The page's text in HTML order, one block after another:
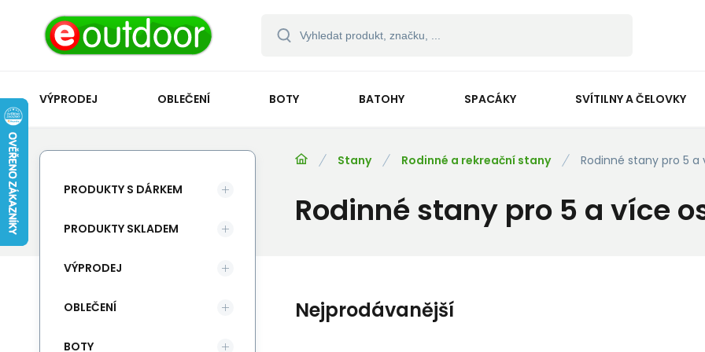
VÝPRODEJ OBLEČENÍ BOTY BATOHY SPACÁKY SVÍTILNY A ČELOVKY
Stany Rodinné a rekreační stany Rodinné stany pro 5 a
Rodinné stany pro 5 a více
Nejprodávanější
PRODUKTY S DÁRKEM
PRODUKTY SKLADEM
VÝPRODEJ
OBLEČENÍ
BOTY